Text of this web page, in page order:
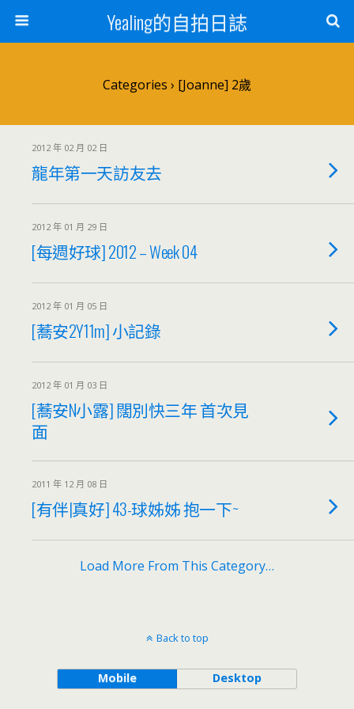
Yealing的自拍日誌
Categories › [Joanne] 2歲
2012 年 02 月 02 日
龍年第一天訪友去
2012 年 01 月 29 日
[每週好球] 2012 – Week 04
2012 年 01 月 05 日
[蕎安2Y11m] 小記錄
2012 年 01 月 03 日
[蕎安N小露] 闊別快三年 首次見
面
2011 年 12 月 08 日
[有伴|真好] 43-球姊姊 抱一下~
Load More From This Category…
Back to top
Mobile Desktop